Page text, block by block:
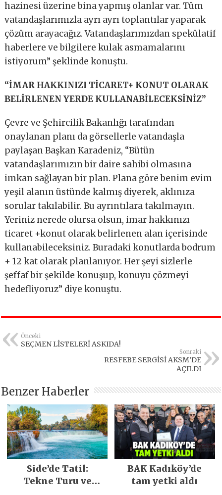
hazinesi üzerine bina yapmış olanlar var. Tüm
vatandaşlarımızla ayrı ayrı toplantılar yaparak
çözüm arayacağız. Vatandaşlarımızdan spekülatif
haberlere ve bilgilere kulak asmamalarını
istiyorum” şeklinde konuştu.
“İMAR HAKKINIZI TİCARET+ KONUT OLARAK
BELİRLENEN YERDE KULLANABİLECEKSİNİZ”
Çevre ve Şehircilik Bakanlığı tarafından
onaylanan planı da görsellerle vatandaşla
paylaşan Başkan Karadeniz, “Bütün
vatandaşlarımızın bir daire sahibi olmasına
imkan sağlayan bir plan. Plana göre benim evim
yeşil alanın üstünde kalmış diyerek, aklınıza
sorular takılabilir. Bu ayrıntılara takılmayın.
Yeriniz nerede olursa olsun, imar hakkınızı
ticaret +konut olarak belirlenen alan içerisinde
kullanabileceksiniz. Buradaki konutlarda bodrum
+ 12 kat olarak planlanıyor. Her şeyi sizlerle
şeffaf bir şekilde konuşup, konuyu çözmeyi
hedefliyoruz” diye konuştu.
Önceki
SEÇMEN LİSTELERİ ASKIDA!
Sonraki
RESFEBE SERGİSİ AKSM’DE
AÇILDI
Benzer Haberler
Side’de Tatil:
Tekne Turu ve
BAK Kadıköy’de
tam yetki aldı